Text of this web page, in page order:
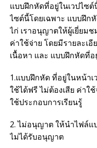
แบบฝึกหัดที่อยู่ในเวปไซ
ไซต์นี้โดยเฉพาะ แบบฝึก
ไก่ เราอนุญาตให้ผู้เยี่ยม
ค่าใช้จ่าย โดยมีรายละเ
เนื้อหา และ แบบฝึกหัดที่อ
1.แบบฝึกหัด ที่อยู่ในหน้า
ใช้ได้ฟรี ไม่ต้องเสีย ค่าใ
ใช้ประกอบการเรียนรู้
2. ไม่อนุญาต ให้นำไฟล์แ
ไม่ได้รับอนุญาต